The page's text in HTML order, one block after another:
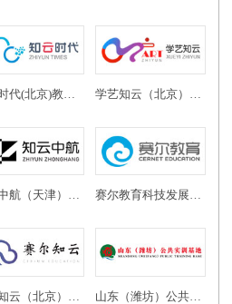
知云中航（天津）教育科技有限公司 赛尔教育科技发展有限公司
山东（潍坊）公共实训基地